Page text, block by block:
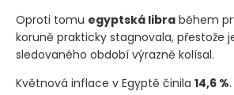
Oproti tomu egyptská libra během
koruně prakticky stagnovala, přestože
sledovaného období výrazně kolísal.
Květnová inflace v Egyptě činila 14,6 %.